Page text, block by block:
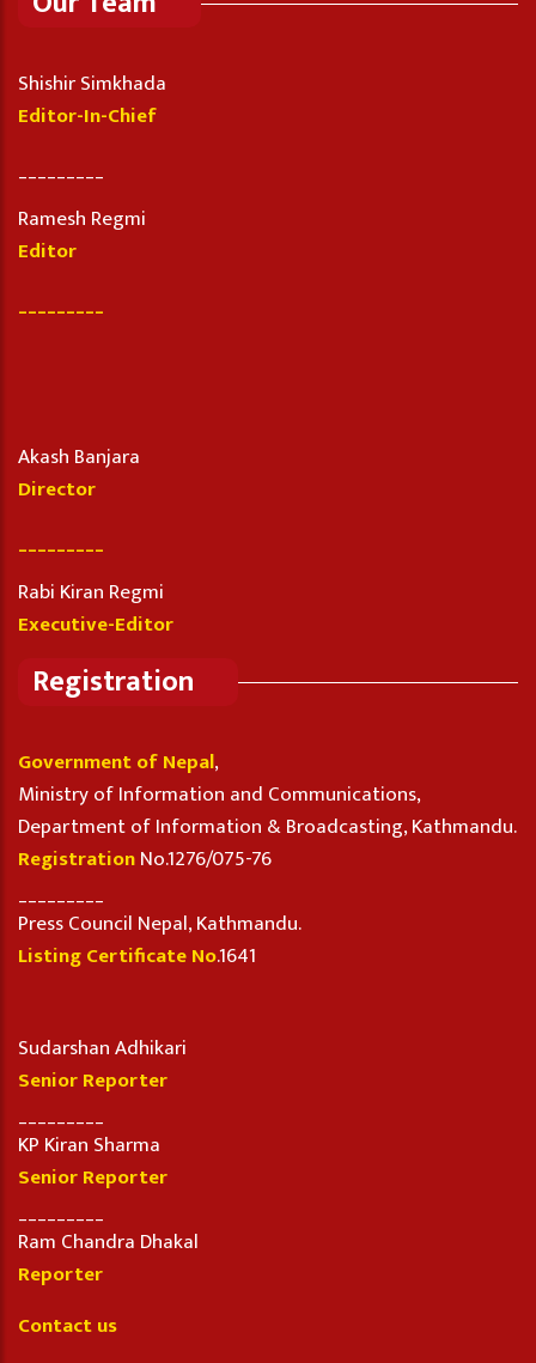
Shishir Simkhada
Editor-In-Chief
Ramesh Regmi
Editor
_________
Akash Banjara
Director
_________
Rabi Kiran Regmi
Executive-Editor
Registration
Government of Nepal,
Ministry of Information and Communications,
Department of Information & Broadcasting, Kathmandu.
RegistrationNo.1276/075-76
Press Council Nepal, Kathmandu.
Listing Certificate No.1641
Sudarshan Adhikari
Senior Reporter
KP Kiran Sharma
Senior Reporter
Ram Chandra Dhakal
Reporter
Contact us